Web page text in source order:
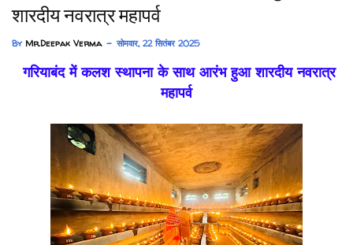
शारदीय नवरात्र महापर्व
By Mr.Deepak Verma सोमवार, 22 सितंबर 2025
गरियाबंद में कलश स्थापना के साथ आरंभ हुआ शारदीय नवरात्र
महापर्व